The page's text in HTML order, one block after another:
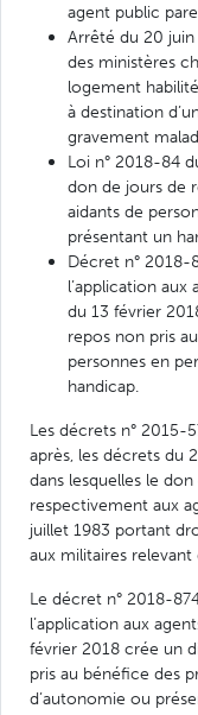
agent public
Arrêté du 20
des ministères
logement
à destination
gravement
Loi n° 2018-84
don de jours de
aidants de
présentant un
Décret n°
l’application aux
du 13 février
repos non pris
personnes en
handicap.
Les décrets n°
après, les décrets du
dans lesquelles le
respectivement aux
juillet 1983 portant
aux militaires
Le décret n° 2018-
l’application aux
février 2018 crée un
pris au bénéfice des
d’autonomie ou